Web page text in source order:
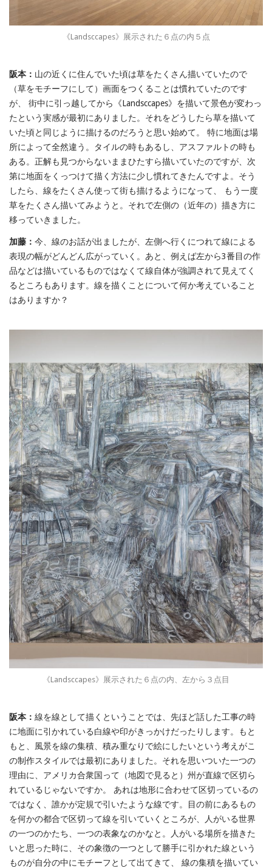
《Landsccapes》展示された６点の内５点
阪本： 山の近くに住んでいた頃は草をたくさん描いていたので
（草をモチーフにして）画面をつくることは慣れていたのです
が、 街中に引っ越してから《Landsccapes》を描いて景色が変わっ
たという実感が最初にありました。それをどうしたら草を描いて
いた頃と同じように描けるのだろうと思い始めて。 特に地面は場
所によって全然違う。タイルの時もあるし、アスファルトの時も
ある。正解も見つからないままひたすら描いていたのですが、次
第に地面をくっつけて描く方法に少し慣れてきたんですよ。そう
したら、線をたくさん使って街も描けるようになって、 もう一度
草をたくさん描いてみようと。それで左側の（近年の）描き方に
移っていきました。
加藤： 今、線のお話が出ましたが、左側へ行くにつれて線による
表現の幅がどんどん広がっていく。あと、例えば左から3番目の作
品などは描いているものではなくて線自体が強調されて見えてく
るところもあります。線を描くことについて何か考えていること
はありますか？
《Landsccapes》展示された６点の内、左から３点目
阪本： 線を線として描くということでは、先ほど話した工事の時
に地面に引かれている白線や印がきっかけだったりします。もと
もと、風景を線の集積、積み重なりで絵にしたいという考えがこ
の制作スタイルでは最初にありました。それを思いついた一つの
理由に、アメリカ合衆国って（地図で見ると）州が直線で区切ら
れているじゃないですか。 あれは地形に合わせて区切っているの
ではなく、誰かが定規で引いたような線です。目の前にあるもの
を何かの都合で区切って線を引いていくところが、人がいる世界
の一つのかたち、一つの表象なのかなと。人がいる場所を描きた
いと思った時に、その象徴の一つとして勝手に引かれた線という
ものが自分の中にモチーフとして出てきて、 線の集積を描いてい